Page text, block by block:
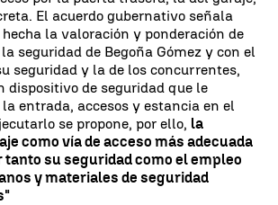
El acuerdo gubernativo señala
la valoración y ponderación de
seguridad de Begoña Gómez y con el
seguridad y la de los concurrentes,
dispositivo de seguridad que le
entrada, accesos y estancia en el
se propone, por ello, la
como vía de acceso más adecuada
su seguridad como el empleo
y materiales de seguridad